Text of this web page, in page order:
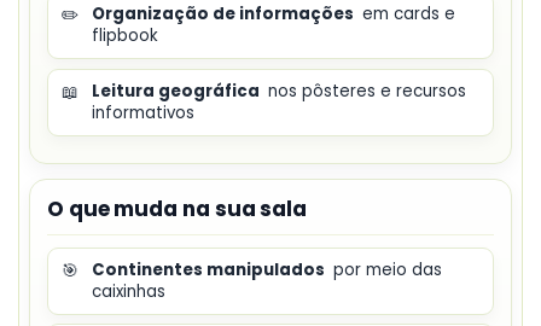
✏️ Organização de informações em cards e
flipbook
📖 Leitura geográfica nos pôsteres e recursos
informativos
O que muda na sua sala
🎯 Continentes manipulados por meio das
caixinhas